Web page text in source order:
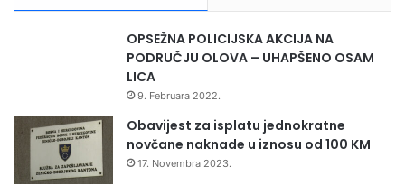
OPSEŽNA POLICIJSKA AKCIJA NA
PODRUČJU OLOVA – UHAPŠENO OSAM
LICA
9. Februara 2022.
Obavijest za isplatu jednokratne
novčane naknade u iznosu od 100 KM
17. Novembra 2023.